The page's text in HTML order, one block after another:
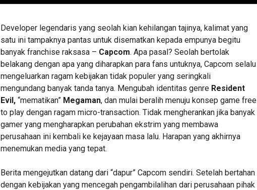
Developer legendaris yang seolah kian kehilangan tajinya, kalimat yang
satu ini tampaknya pantas untuk disematkan kepada empunya begitu
banyak franchise raksasa – Capcom. Apa pasal? Seolah bertolak
belakang dengan apa yang diharapkan para fans untuknya, Capcom selalu
mengeluarkan ragam kebijakan tidak populer yang seringkali
mengundang banyak tanda tanya. Mengubah identitas genreResident
Evil,“mematikan”Megaman, dan mulai beralih menuju konsep game free
to play dengan ragam micro-transaction. Tidak mengherankan jika banyak
gamer yang mengharapkan perubahan ekstrim yang membawa
perusahaan ini kembali ke kejayaan masa lalu. Harapan yang akhirnya
menemukan media yang tepat.
Berita mengejutkan datang dari “dapur” Capcom sendiri. Setelah bertahan
dengan kebijakan yang mencegah pengambilalihan dari perusahaan pihak